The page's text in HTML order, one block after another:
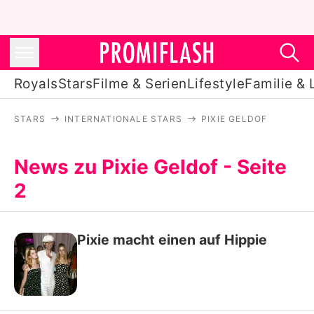
RoyalsStarsFilme & SerienLifestyleFamilie &
Stars
Familie & Liebe
STARS INTERNATIONALE STARS PIXIE GELDOF
News zu Pixie Geldof - Seite
2
Pixie macht einen auf Hippie